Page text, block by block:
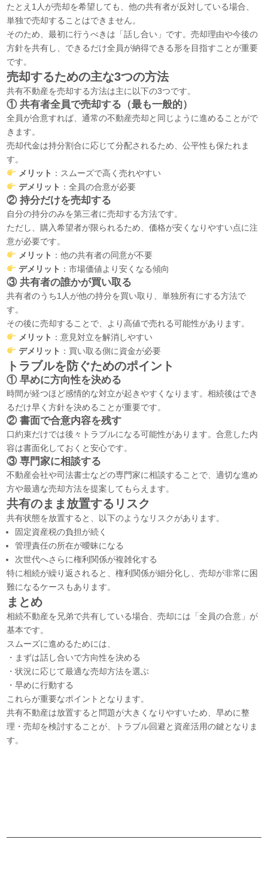
たとえ1人が売却を希望しても、他の共有者が反対している場合、
単独で売却することはできません。
そのため、最初に行うべきは「話し合い」です。売却理由や今後の
方針を共有し、できるだけ全員が納得できる形を目指すことが重要
です。
売却するための主な3つの方法
共有不動産を売却する方法は主に以下の3つです。
①共有者全員で売却する（最も一般的）
全員が合意すれば、通常の不動産売却と同じように進めることがで
きます。
売却代金は持分割合に応じて分配されるため、公平性も保たれま
す。
メリット ：スムーズで高く売れやすい
デメリット ：全員の合意が必要
②持分だけを売却する
自分の持分のみを第三者に売却する方法です。
ただし、購入希望者が限られるため、価格が安くなりやすい点に注
意が必要です。
メリット ：他の共有者の同意が不要
デメリット ：市場価値より安くなる傾向
③共有者の誰かが買い取る
共有者のうち1人が他の持分を買い取り、単独所有にする方法で
す。
その後に売却することで、より高値で売れる可能性があります。
メリット ：意見対立を解消しやすい
デメリット ：買い取る側に資金が必要
トラブルを防ぐためのポイント
①早めに方向性を決める
時間が経つほど感情的な対立が起きやすくなります。相続後はでき
るだけ早く方針を決めることが重要です。
②書面で合意内容を残す
口約束だけでは後々トラブルになる可能性があります。合意した内
容は書面化しておくと安心です。
③専門家に相談する
不動産会社や司法書士などの専門家に相談することで、適切な進め
方や最適な売却方法を提案してもらえます。
共有のまま放置するリスク
共有状態を放置すると、以下のようなリスクがあります。
固定資産税の負担が続く
管理責任の所在が曖昧になる
次世代へさらに権利関係が複雑化する
特に相続が繰り返されると、権利関係が細分化し、売却が非常に困
難になるケースもあります。
まとめ
相続不動産を兄弟で共有している場合、売却には「全員の合意」が
基本です。
スムーズに進めるためには、
・まずは話し合いで方向性を決める
・状況に応じて最適な売却方法を選ぶ
・早めに行動する
これらが重要なポイントとなります。
共有不動産は放置すると問題が大きくなりやすいため、早めに整
理・売却を検討することが、トラブル回避と資産活用の鍵となりま
す。